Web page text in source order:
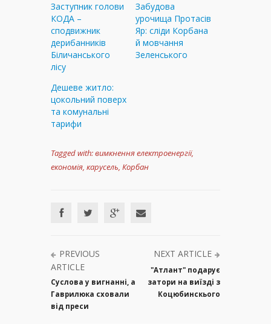
Заступник голови
КОДА –
сподвижник
дерибанників
Біличанського
лісу
Забудова
урочища Протасів
Яр: сліди Корбана
й мовчання
Зеленського
Дешеве житло:
цокольний поверх
та комунальні
тарифи
Tagged with:вимкнення електроенергії,
економія, карусель, Корбан
PREVIOUS
ARTICLE
Суслова у вигнанні, а
Гаврилюка сховали
від преси
NEXT ARTICLE
"Атлант" подарує
затори на виїзді з
Коцюбинскього